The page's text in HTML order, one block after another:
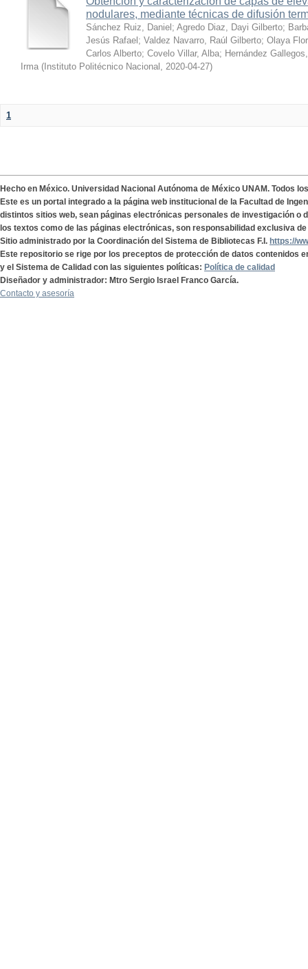
nodulares, mediante técnicas de difusión
Sánchez Ruiz, Daniel ; Agredo Diaz, Dayi Gilberto;
Jesús Rafael ; Valdez Navarro, Raúl Gilberto; Olaya
Carlos Alberto; Covelo Villar, Alba; Hernández
Irma ( Instituto Politécnico Nacional , 2020-04-27)
1
Hecho en México. Universidad Nacional Autónoma de México UNAM. Todos
Este es un portal integrado a la página web institucional de la Facultad de
distintos sitios web, sean páginas electrónicas personales de investigación o
los textos como de las páginas electrónicas, son responsabilidad exclusiva
Sitio administrado por la Coordinación del Sistema de Bibliotecas F.I. https://
Este repositorio se rige por los preceptos de protección de datos contenidos
y el Sistema de Calidad con las siguientes políticas: Política de calidad
Diseñador y administrador: Mtro Sergio Israel Franco García.
Contacto y asesoría